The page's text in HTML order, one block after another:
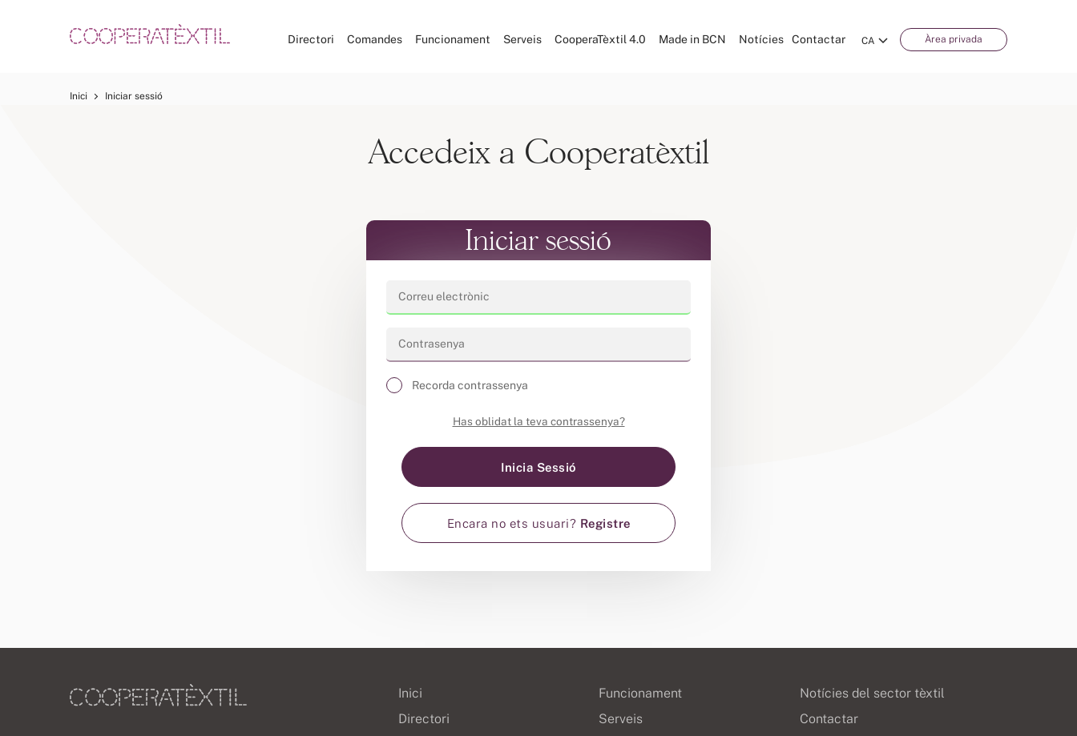
CA Àrea privada
Directori Comandes Funcionament Serveis CooperaTèxtil 4.0 Made in BCN Notícies Contactar
Inici Iniciar sessió
Accedeix a Cooperatèxtil
Iniciar sessió
Recorda contrassenya
Has oblidat la teva contrassenya?
Encara no ets usuari? Registre
Inici
Directori
Funcionament
Serveis
Notícies del sector tèxtil
Contactar